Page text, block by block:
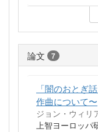
論文 7
「闇のおとぎ
作曲について〜
ジョン・ウィリ
上智ヨーロッパ